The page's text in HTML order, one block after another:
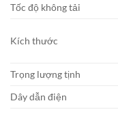
Tốc độ không tải
Kích thước
Trọng lượng tịnh
Dây dẫn điện